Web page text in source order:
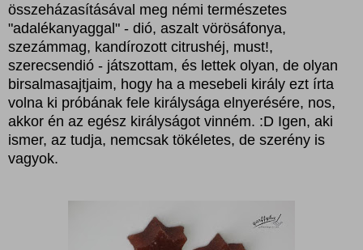
összeházasításával meg némi természetes
"adalékanyaggal" - dió, aszalt vörösáfonya,
szezámmag, kandírozott citrushéj, must!,
szerecsendió - játszottam, és lettek olyan, de olyan
birsalmasajtjaim, hogy ha a mesebeli király ezt írta
volna ki próbának fele királysága elnyerésére, nos,
akkor én az egész királyságot vinném. :D Igen, aki
ismer, az tudja, nemcsak tökéletes, de szerény is
vagyok.